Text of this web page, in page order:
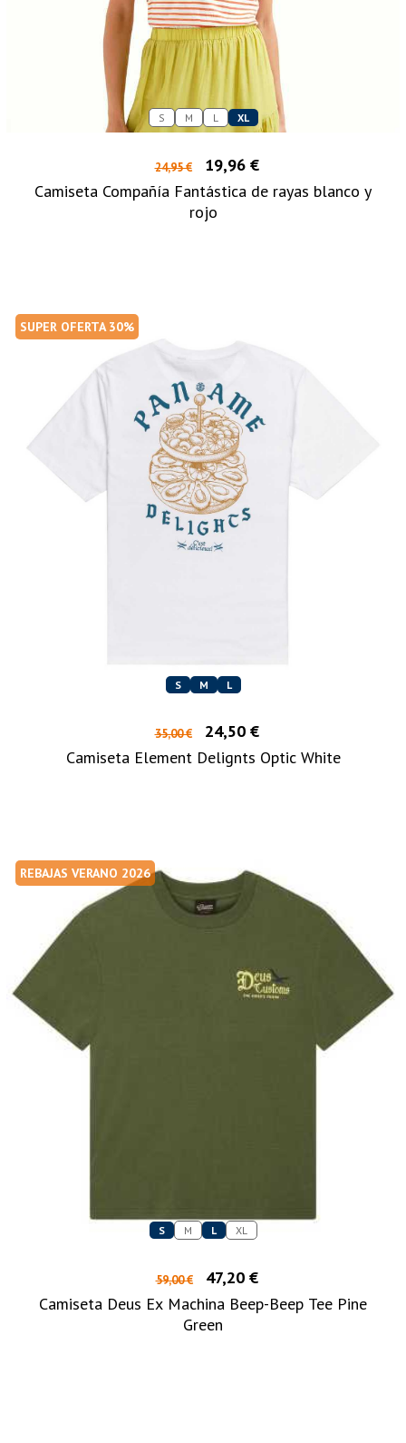
S M L XL
24,95 €
19,96 €
Camiseta Compañía Fantástica de rayas blanco y
rojo
SUPER OFERTA 30%
S M L
35,00 €
24,50 €
Camiseta Element Delignts Optic White
REBAJAS VERANO 2026
S M L XL
59,00 €
47,20 €
Camiseta Deus Ex Machina Beep-Beep Tee Pine
Green